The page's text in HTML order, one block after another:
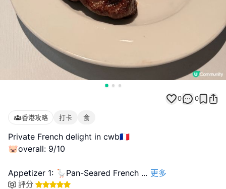
0 0
香港攻略 打卡 食
Private French delight in cwb🇫🇷
🐷overall: 9/10
Appetizer 1: 🪿Pan-Seared French ... 更多
評分